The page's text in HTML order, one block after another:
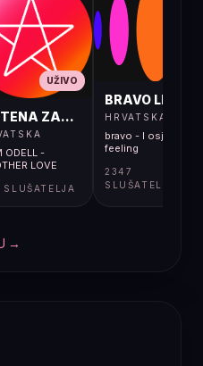
UŽIVO
ZAGREB LIVE
ODELL -
LOVE
BRAVO LIVE
HRVATSKA
bravo - I osjećaj i
feeling
2347
SLUŠATELJA
→